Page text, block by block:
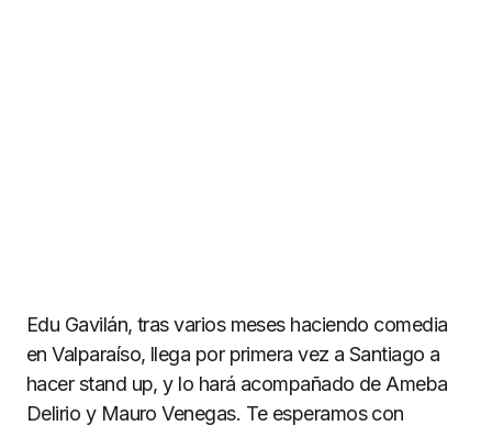
Edu Gavilán, tras varios meses haciendo comedia
en Valparaíso, llega por primera vez a Santiago a
hacer stand up, y lo hará acompañado de Ameba
Delirio y Mauro Venegas. Te esperamos con